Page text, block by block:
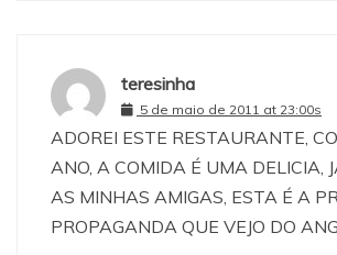
teresinha
5 de maio de 2011 at 23:00s
ADOREI ESTE RESTAURANTE,
ANO, A COMIDA É UMA DELICIA,
AS MINHAS AMIGAS, ESTA É A
PROPAGANDA QUE VEJO DO